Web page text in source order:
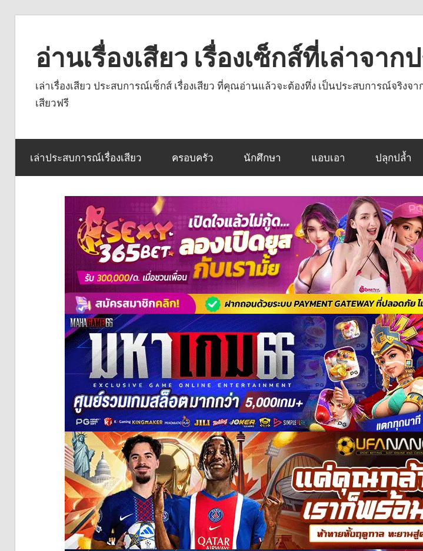
contentอ่านเรื่องเสียว เรื่องเซ็กส์ที่เล่าจา
เล่าเรื่องเสียว ประสบการณ์เซ็กส์ เรื่องเสียว ที่คุณอ่านแล้วจะต้องทึ่ง เป็นประสบการณ์จริง
เสียวฟรี
เล่าประสบการณ์เรื่องเสียว ครอบครัว นักศึกษา แอบเอา ปลุกปล้ำ